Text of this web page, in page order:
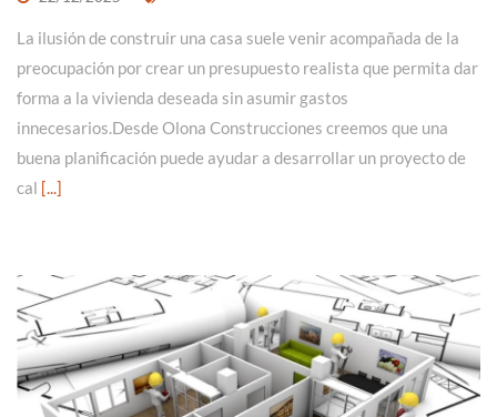
La ilusión de construir una casa suele venir acompañada de la
preocupación por crear un presupuesto realista que permita dar
forma a la vivienda deseada sin asumir gastos
innecesarios.Desde Olona Construcciones creemos que una
buena planificación puede ayudar a desarrollar un proyecto de
cal [...]